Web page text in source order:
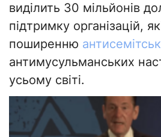
виділить 30 мільйонів
підтримку організацій,
поширенню
антимусульманських
усьому світі.